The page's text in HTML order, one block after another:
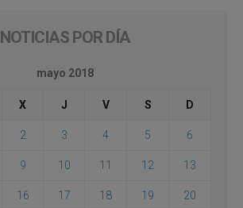
NOTICIAS POR DÍA
mayo 2018
X J V S D
2 3 4 5 6
9 10 11 12 13
16 17 18 19 20